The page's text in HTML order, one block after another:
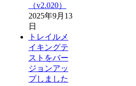
（v2.020）
2025年9月13
日
トレイルメ
イキングテ
ストをバー
ジョンアッ
プしました